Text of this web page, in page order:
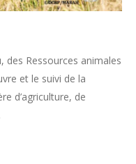
des Ressources animales
et le suivi de la
d’agriculture, de